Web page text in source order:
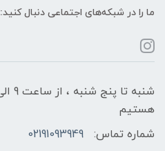
ما را در شبکه‌های اجتماعی دنبال کنید:
هستیم
شماره تماس:
02191093949